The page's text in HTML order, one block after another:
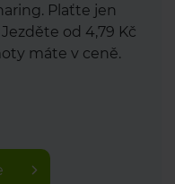
Plaťte jen
od 4,79 Kč
máte v ceně.